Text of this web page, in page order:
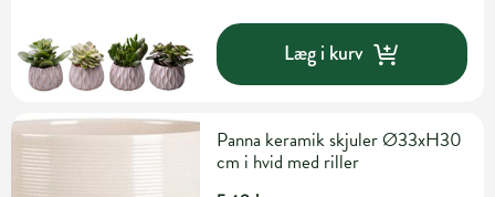
Læg i kurv
Panna keramik skjuler Ø33xH30
cm i hvid med riller